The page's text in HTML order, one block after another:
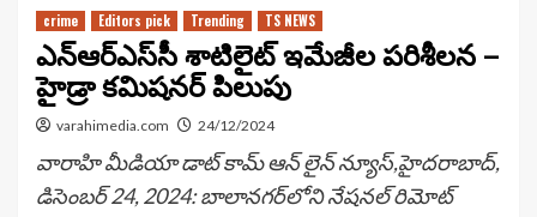
crime Editors pick Trending TS NEWS
ఎన్‌ఆర్‌ఎస్‌సీ శాటిలైట్ ఇమేజీల పరిశీలన –
హైడ్రా కమిషనర్ పిలుపు
varahimedia.com 24/12/2024
వారాహి మీడియా డాట్ కామ్ ఆన్ లైన్ న్యూస్,హైదరాబాద్,
డిసెంబర్ 24, 2024: బాలానగర్‌లోని నేషనల్ రిమోట్